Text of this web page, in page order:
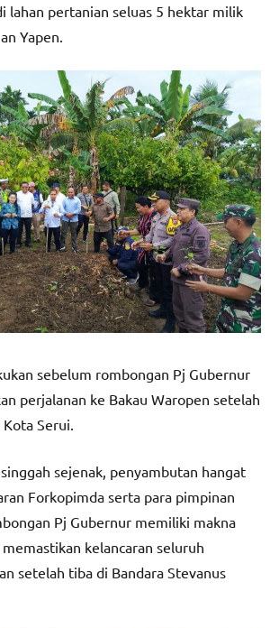
lahan pertanian seluas 5 hektar milik
Yapen.
sebelum rombongan Pj Gubernur
perjalanan ke Bakau Waropen setelah
Serui.
sejenak, penyambutan hangat
Forkopimda serta para pimpinan
Pj Gubernur memiliki makna
kelancaran seluruh
setelah tiba di Bandara Stevanus